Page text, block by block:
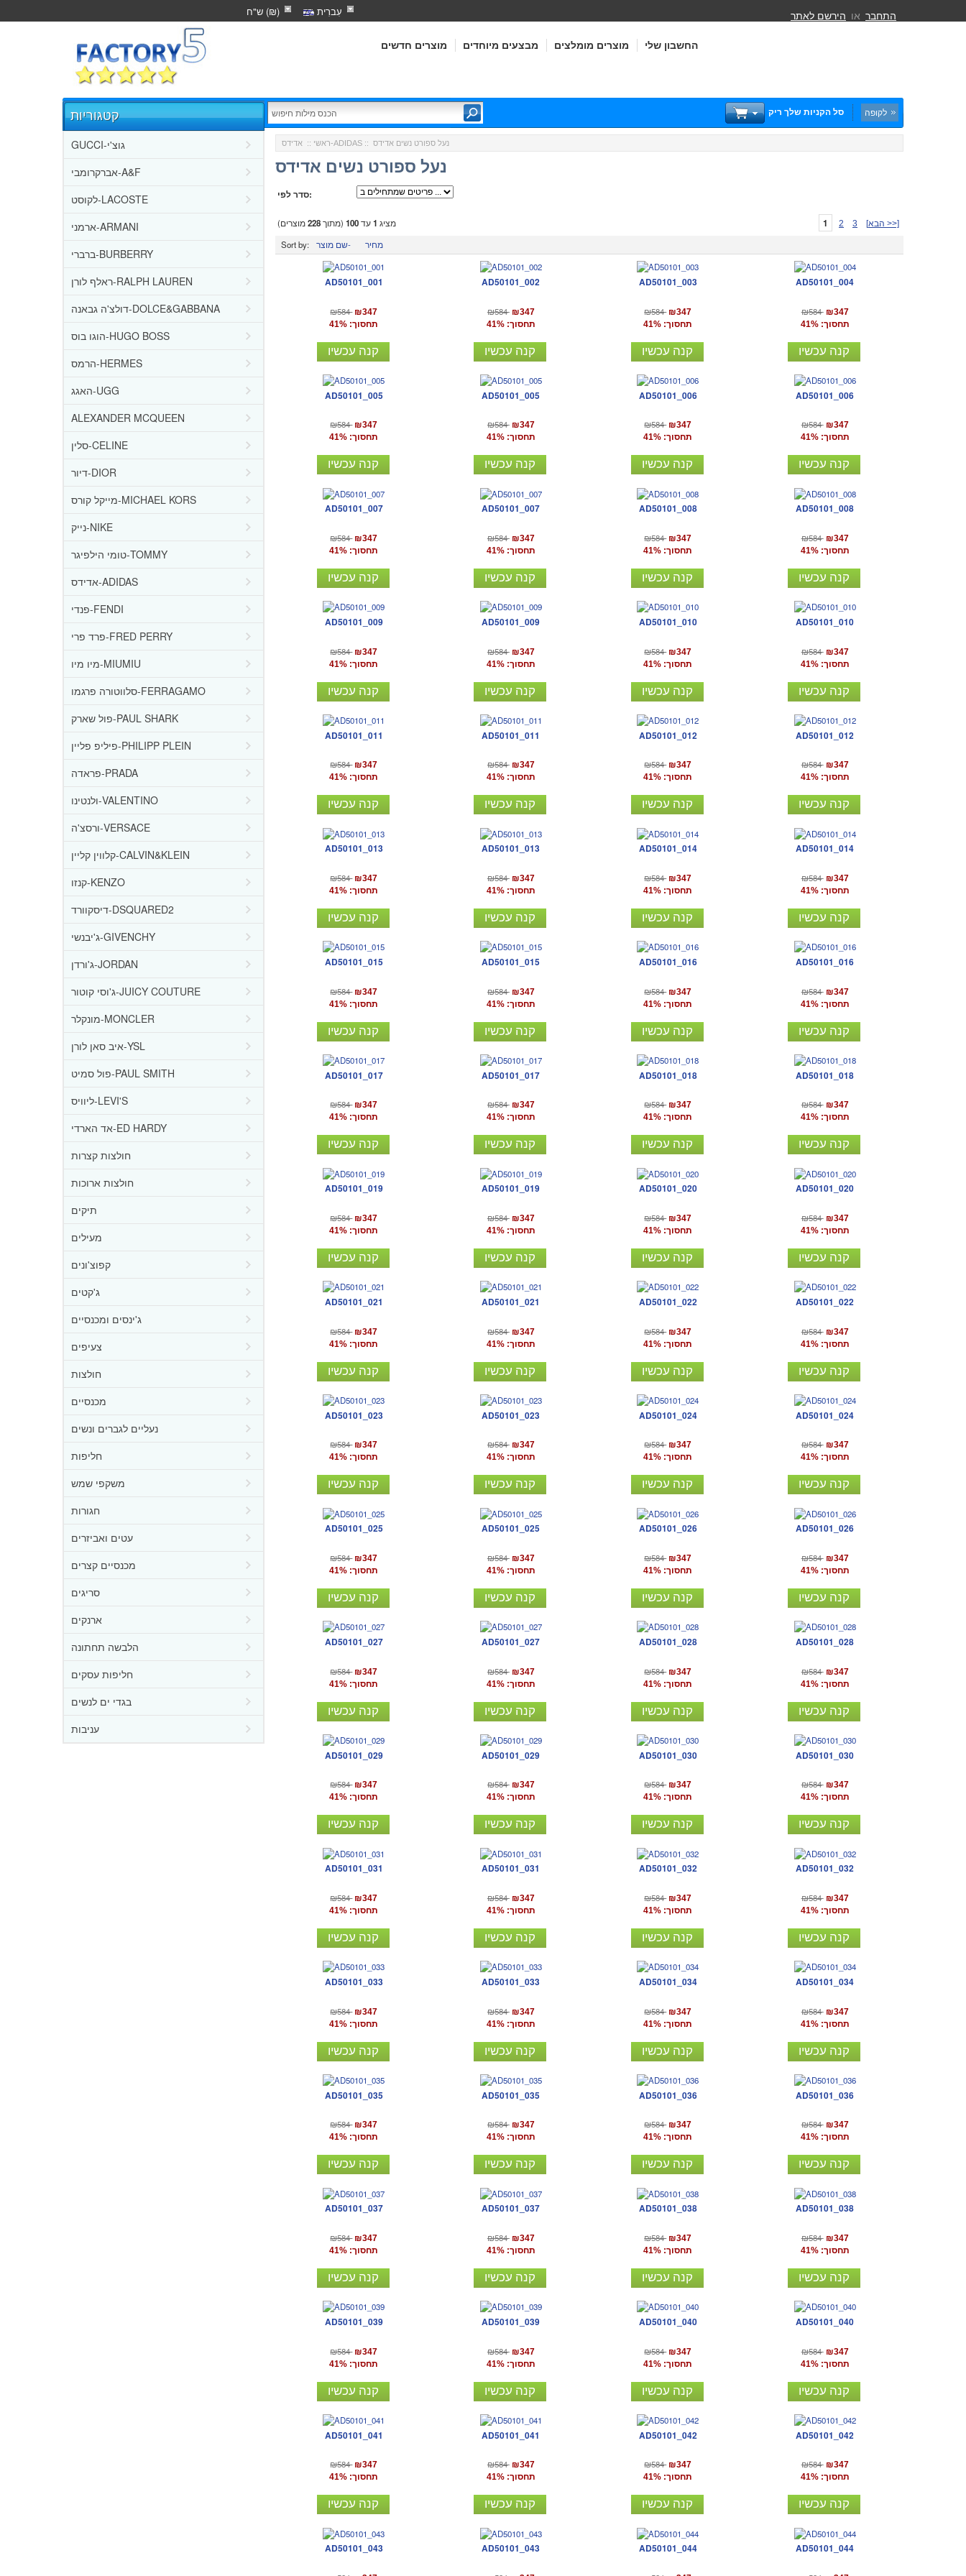
עִברִית ש"ח (₪)
מוצרים חדשים מבצעים מיוחדים מוצרים מומלצים החשבון שלי
התחבר או הירשם לאתר
סל הקניות שלך ריק לקופה
קטגוריות
GUCCI-גוצ'י
אברקרומבי-A&F
לקוסט-LACOSTE
ארמני-ARMANI
ברברי-BURBERRY
ראלף לורן-RALPH LAUREN
דולצ'ה גבאנה-DOLCE&GABBANA
הוגו בוס-HUGO BOSS
הרמס-HERMES
האגג-UGG
ALEXANDER MCQUEEN
סלין-CELINE
דיור-DIOR
מייקל קורס-MICHAEL KORS
נייק-NIKE
טומי הילפיגר-TOMMY
אדידס-ADIDAS
פנדי-FENDI
פרד פרי-FRED PERRY
מיו מיו-MIUMIU
סלווטורה פרגמו-FERRAGAMO
פול שארק-PAUL SHARK
פיליפ פליין-PHILIPP PLEIN
פראדה-PRADA
ולנטינו-VALENTINO
ורסצ'ה-VERSACE
קלווין קליין-CALVIN&KLEIN
קנזו-KENZO
דיסקוורד-DSQUARED2
ג'יבנשי-GIVENCHY
ג'ורדן-JORDAN
ג'וסי קוטור-JUICY COUTURE
מונקלר-MONCLER
איב סאן לורן-YSL
פול סמיט-PAUL SMITH
ליוויס-LEVI'S
אד הארדי-ED HARDY
חולצות קצרות
חולצות ארוכות
תיקים
מעילים
קפוצ'ונים
ג'קטים
ג'ינסים ומכנסיים
צעיפים
חולצות
מכנסיים
נעליים לגברים ונשים
חליפות
משקפי שמש
חגורות
עטים ואביזרים
מכנסיים קצרים
סריגים
ארנקים
הלבשה תחתונה
חליפות עסקים
בגדי ים לנשים
עניבות
ראשי :: אדידס-ADIDAS :: נעל ספורט נשים אדידס
נעל ספורט נשים אדידס
סדר לפי:
מציג 1עד100(מתוך228מוצרים) 1 2 3 [הבא >>]
Sort by: שם מוצר- מחיר
AD50101_001
₪584 ₪347
תחסוך: 41%
קנה עכשיו
AD50101_002
₪584 ₪347
תחסוך: 41%
קנה עכשיו
AD50101_003
₪584 ₪347
תחסוך: 41%
קנה עכשיו
AD50101_004
₪584 ₪347
תחסוך: 41%
קנה עכשיו
AD50101_005
₪584 ₪347
תחסוך: 41%
קנה עכשיו
AD50101_005
₪584 ₪347
תחסוך: 41%
קנה עכשיו
AD50101_006
₪584 ₪347
תחסוך: 41%
קנה עכשיו
AD50101_006
₪584 ₪347
תחסוך: 41%
קנה עכשיו
AD50101_007
₪584 ₪347
תחסוך: 41%
קנה עכשיו
AD50101_007
₪584 ₪347
תחסוך: 41%
קנה עכשיו
AD50101_008
₪584 ₪347
תחסוך: 41%
קנה עכשיו
AD50101_008
₪584 ₪347
תחסוך: 41%
קנה עכשיו
AD50101_009
₪584 ₪347
תחסוך: 41%
קנה עכשיו
AD50101_009
₪584 ₪347
תחסוך: 41%
קנה עכשיו
AD50101_010
₪584 ₪347
תחסוך: 41%
קנה עכשיו
AD50101_010
₪584 ₪347
תחסוך: 41%
קנה עכשיו
AD50101_011
₪584 ₪347
תחסוך: 41%
קנה עכשיו
AD50101_011
₪584 ₪347
תחסוך: 41%
קנה עכשיו
AD50101_012
₪584 ₪347
תחסוך: 41%
קנה עכשיו
AD50101_012
₪584 ₪347
תחסוך: 41%
קנה עכשיו
AD50101_013
₪584 ₪347
תחסוך: 41%
קנה עכשיו
AD50101_013
₪584 ₪347
תחסוך: 41%
קנה עכשיו
AD50101_014
₪584 ₪347
תחסוך: 41%
קנה עכשיו
AD50101_014
₪584 ₪347
תחסוך: 41%
קנה עכשיו
AD50101_015
₪584 ₪347
תחסוך: 41%
קנה עכשיו
AD50101_015
₪584 ₪347
תחסוך: 41%
קנה עכשיו
AD50101_016
₪584 ₪347
תחסוך: 41%
קנה עכשיו
AD50101_016
₪584 ₪347
תחסוך: 41%
קנה עכשיו
AD50101_017
₪584 ₪347
תחסוך: 41%
קנה עכשיו
AD50101_017
₪584 ₪347
תחסוך: 41%
קנה עכשיו
AD50101_018
₪584 ₪347
תחסוך: 41%
קנה עכשיו
AD50101_018
₪584 ₪347
תחסוך: 41%
קנה עכשיו
AD50101_019
₪584 ₪347
תחסוך: 41%
קנה עכשיו
AD50101_019
₪584 ₪347
תחסוך: 41%
קנה עכשיו
AD50101_020
₪584 ₪347
תחסוך: 41%
קנה עכשיו
AD50101_020
₪584 ₪347
תחסוך: 41%
קנה עכשיו
AD50101_021
₪584 ₪347
תחסוך: 41%
קנה עכשיו
AD50101_021
₪584 ₪347
תחסוך: 41%
קנה עכשיו
AD50101_022
₪584 ₪347
תחסוך: 41%
קנה עכשיו
AD50101_022
₪584 ₪347
תחסוך: 41%
קנה עכשיו
AD50101_023
₪584 ₪347
תחסוך: 41%
קנה עכשיו
AD50101_023
₪584 ₪347
תחסוך: 41%
קנה עכשיו
AD50101_024
₪584 ₪347
תחסוך: 41%
קנה עכשיו
AD50101_024
₪584 ₪347
תחסוך: 41%
קנה עכשיו
AD50101_025
₪584 ₪347
תחסוך: 41%
קנה עכשיו
AD50101_025
₪584 ₪347
תחסוך: 41%
קנה עכשיו
AD50101_026
₪584 ₪347
תחסוך: 41%
קנה עכשיו
AD50101_026
₪584 ₪347
תחסוך: 41%
קנה עכשיו
AD50101_027
₪584 ₪347
תחסוך: 41%
קנה עכשיו
AD50101_027
₪584 ₪347
תחסוך: 41%
קנה עכשיו
AD50101_028
₪584 ₪347
תחסוך: 41%
קנה עכשיו
AD50101_028
₪584 ₪347
תחסוך: 41%
קנה עכשיו
AD50101_029
₪584 ₪347
תחסוך: 41%
קנה עכשיו
AD50101_029
₪584 ₪347
תחסוך: 41%
קנה עכשיו
AD50101_030
₪584 ₪347
תחסוך: 41%
קנה עכשיו
AD50101_030
₪584 ₪347
תחסוך: 41%
קנה עכשיו
AD50101_031
₪584 ₪347
תחסוך: 41%
קנה עכשיו
AD50101_031
₪584 ₪347
תחסוך: 41%
קנה עכשיו
AD50101_032
₪584 ₪347
תחסוך: 41%
קנה עכשיו
AD50101_032
₪584 ₪347
תחסוך: 41%
קנה עכשיו
AD50101_033
₪584 ₪347
תחסוך: 41%
קנה עכשיו
AD50101_033
₪584 ₪347
תחסוך: 41%
קנה עכשיו
AD50101_034
₪584 ₪347
תחסוך: 41%
קנה עכשיו
AD50101_034
₪584 ₪347
תחסוך: 41%
קנה עכשיו
AD50101_035
₪584 ₪347
תחסוך: 41%
קנה עכשיו
AD50101_035
₪584 ₪347
תחסוך: 41%
קנה עכשיו
AD50101_036
₪584 ₪347
תחסוך: 41%
קנה עכשיו
AD50101_036
₪584 ₪347
תחסוך: 41%
קנה עכשיו
AD50101_037
₪584 ₪347
תחסוך: 41%
קנה עכשיו
AD50101_037
₪584 ₪347
תחסוך: 41%
קנה עכשיו
AD50101_038
₪584 ₪347
תחסוך: 41%
קנה עכשיו
AD50101_038
₪584 ₪347
תחסוך: 41%
קנה עכשיו
AD50101_039
₪584 ₪347
תחסוך: 41%
קנה עכשיו
AD50101_039
₪584 ₪347
תחסוך: 41%
קנה עכשיו
AD50101_040
₪584 ₪347
תחסוך: 41%
קנה עכשיו
AD50101_040
₪584 ₪347
תחסוך: 41%
קנה עכשיו
AD50101_041
₪584 ₪347
תחסוך: 41%
קנה עכשיו
AD50101_041
₪584 ₪347
תחסוך: 41%
קנה עכשיו
AD50101_042
₪584 ₪347
תחסוך: 41%
קנה עכשיו
AD50101_042
₪584 ₪347
תחסוך: 41%
קנה עכשיו
AD50101_043 AD50101_043 AD50101_044 AD50101_044